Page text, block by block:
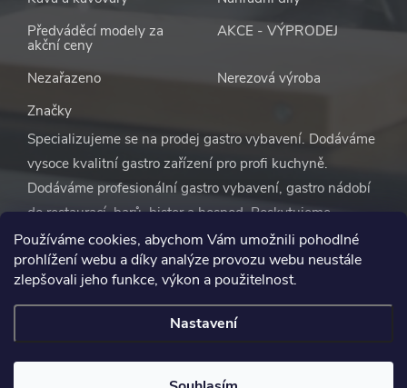
Používáme cookies, abychom Vám umožnili pohodlné
prohlížení webu a díky analýze provozu webu neustále
zlepšovali jeho funkce, výkon a použitelnost.
Nastavení
Předváděcí modely za
akční ceny
AKCE - VÝPRODEJ
Nezařazeno
Nerezová výroba
Značky
Specializujeme se na prodej gastro vybavení. Dodáváme
vysoce kvalitní gastro zařízení pro profi kuchyně.
Dodáváme profesionální gastro vybavení, gastro nádobí
do restaurací, barů, bister a hospod. Poskytujeme
výhodné ceny na vybavení pro restaurace a ostatní
gastro zařízení včetně jídelen. Provozujeme také
velkoobchod jednorázového nádobí a s dezinfekčními a
čisticími prostředky. S naší pomocí se nemusíte vůbec